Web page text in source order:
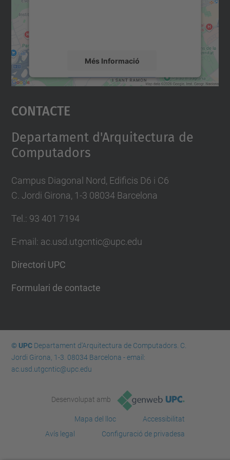
Més Informació
Accepta
powered by
Contacte
Departament d'Arquitectura de
Computadors
Campus Diagonal Nord, Edificis D6 i C6
C. Jordi Girona, 1-3 08034 Barcelona
Tel.: 93 401 7194
E-mail: ac.usd.utgcntic@upc.edu
Directori UPC
Formulari de contacte
© UPCDepartament d'Arquitectura de Computadors. C.
Jordi Girona, 1-3. 08034 Barcelona - email:
ac.usd.utgcntic@upc.edu
Desenvolupat amb
Mapa del lloc
Accessibilitat
Avís legal
Configuració de privadesa